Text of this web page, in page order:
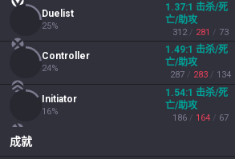
Duelist
25%
1.37:1 击杀/死
亡/助攻
312 / 281 / 73
Controller
24%
1.49:1 击杀/死
亡/助攻
287 / 283 / 134
Initiator
16%
1.54:1 击杀/死
亡/助攻
186 / 164 / 67
成就